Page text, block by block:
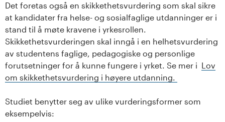
Det foretas også en skikkethetsvurdering som skal sikre
at kandidater fra helse- og sosialfaglige utdanninger er i
stand til å møte kravene i yrkesrollen.
Skikkethetsvurderingen skal inngå i en helhetsvurdering
av studentens faglige, pedagogiske og personlige
forutsetninger for å kunne fungere i yrket. Se mer i Lov
om skikkethetsvurdering i høyere utdanning.
Studiet benytter seg av ulike vurderingsformer som
eksempelvis: